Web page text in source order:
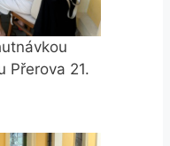
Přerova 21.